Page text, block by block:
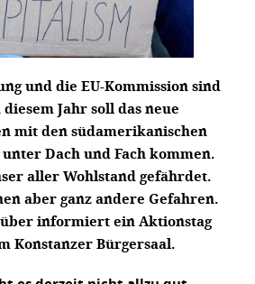
und die EU-Kommission sind
Jahr soll das neue
mit den südamerikanischen
Dach und Fach kommen.
aller Wohlstand gefährdet.
aber ganz andere Gefahren.
informiert ein Aktionstag
Konstanzer Bürgersaal.